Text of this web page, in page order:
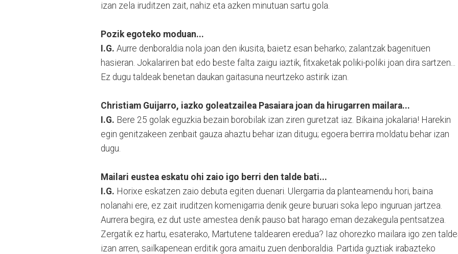
izan zela iruditzen zait, nahiz eta azken minutuan sartu gola.
Pozik egoteko moduan...
I.G. Aurre denboraldia nola joan den ikusita, baietz esan beharko; zalantzak bagenituen
hasieran. Jokalariren bat edo beste falta zaigu iaztik, fitxaketak poliki-poliki joan dira sartzen...
Ez dugu taldeak benetan daukan gaitasuna neurtzeko astirik izan.
Christiam Guijarro, iazko goleatzailea Pasaiara joan da hirugarren mailara...
I.G. Bere 25 golak eguzkia bezain borobilak izan ziren guretzat iaz. Bikaina jokalaria! Harekin
egin genitzakeen zenbait gauza ahaztu behar izan ditugu; egoera berrira moldatu behar izan
dugu.
Mailari eustea eskatu ohi zaio igo berri den talde bati...
I.G. Horixe eskatzen zaio debuta egiten duenari. Ulergarria da planteamendu hori, baina
nolanahi ere, ez zait iruditzen komenigarria denik geure buruari soka lepo inguruan jartzea.
Aurrera begira, ez dut uste amestea denik pauso bat harago eman dezakegula pentsatzea.
Zergatik ez hartu, esaterako, Martutene taldearen eredua? Iaz ohorezko mailara igo zen
izan arren, sailkapenean erditik gora amaitu zuen denboraldia. Partida guztiak irabazteko